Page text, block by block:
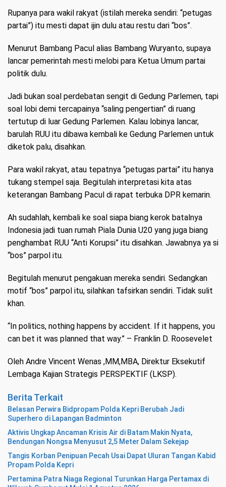
Rupanya para wakil rakyat (istilah mereka sendiri: “petugas
partai”) itu mesti dapat ijin dulu atau restu dari “bos”.
Menurut Bambang Pacul alias Bambang Wuryanto, supaya
lancar pemerintah mesti melobi para Ketua Umum partai
politik dulu.
Jadi bukan soal perdebatan sengit di Gedung Parlemen, tapi
soal lobi demi tercapainya “saling pengertian” di ruang
tertutup di luar Gedung Parlemen. Kalau lobinya lancar,
barulah RUU itu dibawa kembali ke Gedung Parlemen untuk
diketok palu, disahkan.
Para wakil rakyat, atau tepatnya “petugas partai” itu hanya
tukang stempel saja. Begitulah interpretasi kita atas
keterangan Bambang Pacul di rapat terbuka DPR kemarin.
Ah sudahlah, kembali ke soal siapa biang kerok batalnya
Indonesia jadi tuan rumah Piala Dunia U20 yang juga biang
penghambat RUU “Anti Korupsi” itu disahkan. Jawabnya ya si
“bos” parpol itu.
Begitulah menurut pengakuan mereka sendiri. Sedangkan
motif “bos” parpol itu, silahkan tafsirkan sendiri. Tidak sulit
khan.
“In politics, nothing happens by accident. If it happens, you
can bet it was planned that way.” – Franklin D. Roosevelet
Oleh Andre Vincent Wenas ,MM,MBA, Direktur Eksekutif
Lembaga Kajian Strategis PERSPEKTIF (LKSP).
Berita Terkait
Belasan Perwira Bidpropam Polda Kepri Berubah Jadi
Superhero di Lapangan Badminton
Aktivis Ungkap Ancaman Krisis Air di Batam Makin Nyata,
Bendungan Nongsa Menyusut 2,5 Meter Dalam Sekejap
Tangis Korban Penipuan Pecah Usai Dapat Uluran Tangan Kabid
Propam Polda Kepri
Pertamina Patra Niaga Regional Turunkan Harga Pertamax di